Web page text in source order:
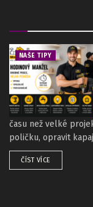
NAŠE TIPY
času než velké
poličku, opravit
ČÍST VÍCE